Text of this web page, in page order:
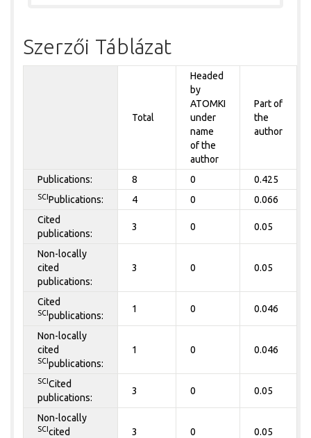
Szerzői Táblázat
Total
Headed
by
ATOMKI
under
name
of the
author
Part of
the
author
Publications: 8 0 0.425
SCIPublications: 4 0 0.066
Cited
publications:
3 0 0.05
Non-locally
cited
publications:
3 0 0.05
Cited
SCIpublications:
1 0 0.046
Non-locally
cited
SCIpublications:
1 0 0.046
SCICited
publications:
3 0 0.05
Non-locally
SCIcited
3 0 0.05